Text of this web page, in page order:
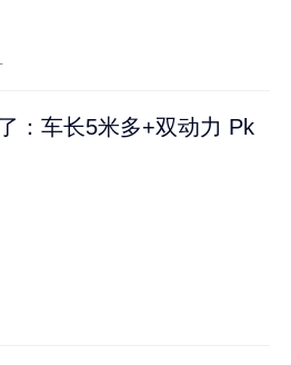
：车长5米多+双动力 Pk